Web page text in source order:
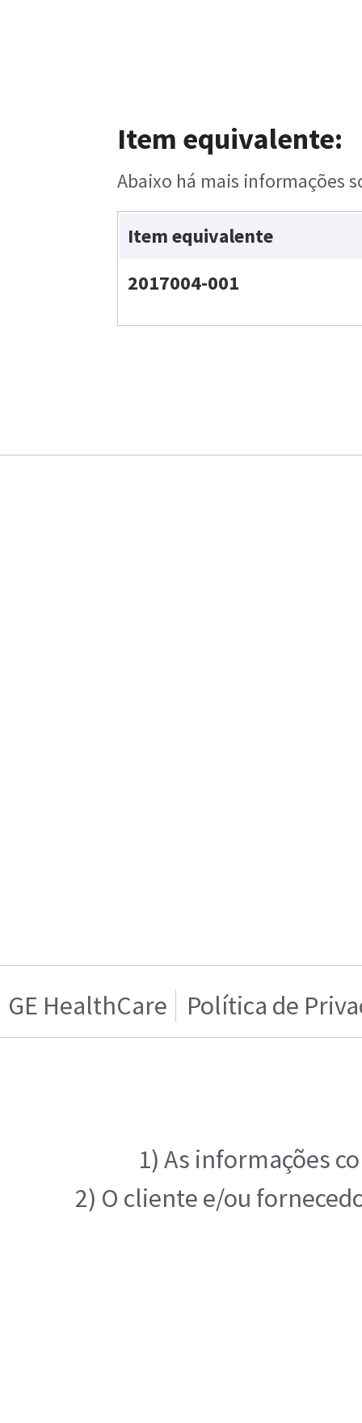
Item equivalente:
Abaixo há mais informações
Item equivalente
2017004-001
GE HealthCare Política de
1) As informações
2) O cliente e/ou